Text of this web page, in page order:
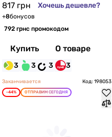
817 грн Хочешь дешевле?
+8бонусов
792 грнс промокодом
Купить О товаре
3 3 3 3
Заканчивается Код: 198053
-44% ОТПРАВИМ СЕГОДНЯ